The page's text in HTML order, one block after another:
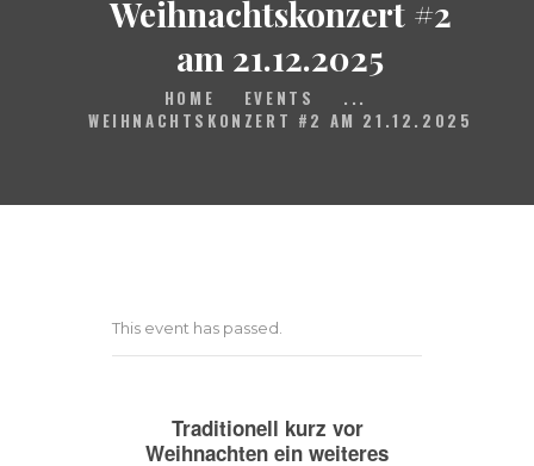
Weihnachtskonzert #2
am 21.12.2025
HOME EVENTS
...
WEIHNACHTSKONZERT #2 AM 21.12.2025
MITSINGEN
BUCHEN
UNTERSTÜTZEN
This event has passed.
Traditionell kurz vor
Weihnachten ein weiteres